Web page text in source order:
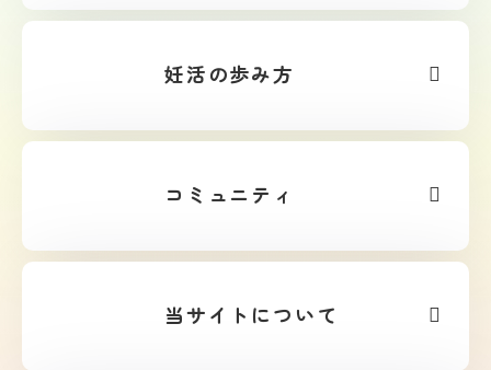
妊活の歩み方
コミュニティ
当サイトについて